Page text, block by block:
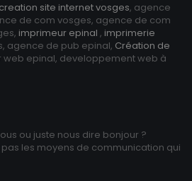
creation site internet vosges, agence
de com vosges, agence de com
imprimeur epinal , imprimerie
agence de pub epinal, Création de
web epinal, developpement web à
ou juste nous dire bonjour ?
les moyens de communication qui